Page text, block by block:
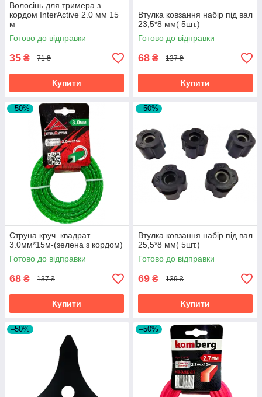
Волосінь для тримера з
кордом InterActive 2.0 мм 15
м
Готово до відправки
35 ₴ 71 ₴
Купити
Втулка ковзання набір під вал
23,5*8 мм( 5шт.)
Готово до відправки
68 ₴ 137 ₴
Купити
–50%
Струна круч. квадрат
3.0мм*15м-(зелена з кордом)
Готово до відправки
68 ₴ 137 ₴
Купити
–50%
Втулка ковзання набір під вал
25,5*8 мм( 5шт.)
Готово до відправки
69 ₴ 139 ₴
Купити
–50% –50%